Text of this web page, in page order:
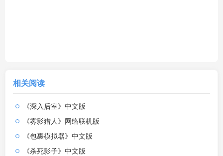
相关阅读
《深入后室》中文版
《雾影猎人》网络联机版
《包裹模拟器》中文版
《杀死影子》中文版